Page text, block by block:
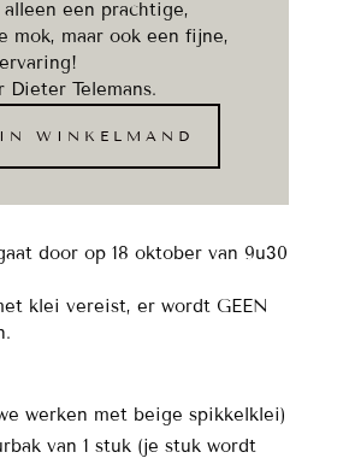
een prachtige,
mok, maar ook een fijne,
Dieter Telemans.
IN WINKELMAND
door op 18 oktober van 9u30
klei vereist, er wordt GEEN
werken met beige spikkelklei)
van 1 stuk (je stuk wordt